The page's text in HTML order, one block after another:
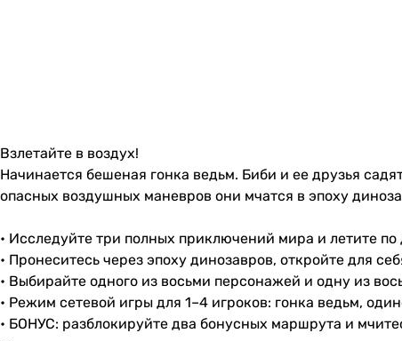
Взлетайте в воздух!
Начинается бешеная гонка ведьм. Биби и ее друзья
опасных воздушных маневров они мчатся в эпоху
• Исследуйте три полных приключений мира и летите
• Пронеситесь через эпоху динозавров, откройте для
• Выбирайте одного из восьми персонажей и одну из
• Режим сетевой игры для 1–4 игроков: гонка ведьм,
• БОНУС: разблокируйте два бонусных маршрута и